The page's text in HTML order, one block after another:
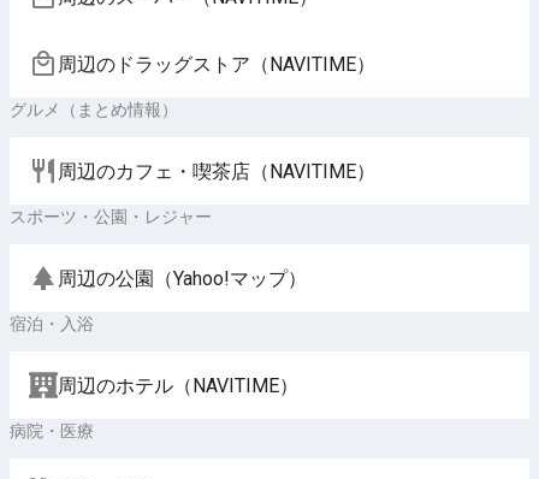
周辺のドラッグストア（NAVITIME）
グルメ（まとめ情報）
周辺のカフェ・喫茶店（NAVITIME）
スポーツ・公園・レジャー
周辺の公園（Yahoo!マップ）
宿泊・入浴
周辺のホテル（NAVITIME）
病院・医療